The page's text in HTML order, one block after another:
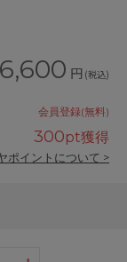
6,600 円 (税込)
会員登録(無料)
300pt獲得
ポイントについて >